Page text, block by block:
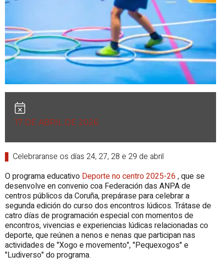
17 DE ABRIL DE 2026
Celebraranse os días 24, 27, 28 e 29 de abril
O programa educativo Deporte no centro 2025-26 , que se
desenvolve en convenio coa Federación das ANPA de
centros públicos da Coruña, prepárase para celebrar a
segunda edición do curso dos encontros lúdicos. Trátase de
catro días de programación especial con momentos de
encontros, vivencias e experiencias lúdicas relacionadas co
deporte, que reúnen a nenos e nenas que participan nas
actividades de "Xogo e movemento", "Pequexogos" e
"Ludiverso" do programa.